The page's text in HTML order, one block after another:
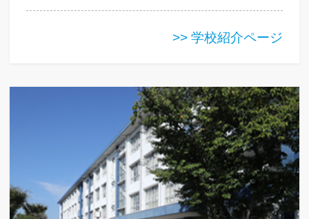
>> 学校紹介ページ